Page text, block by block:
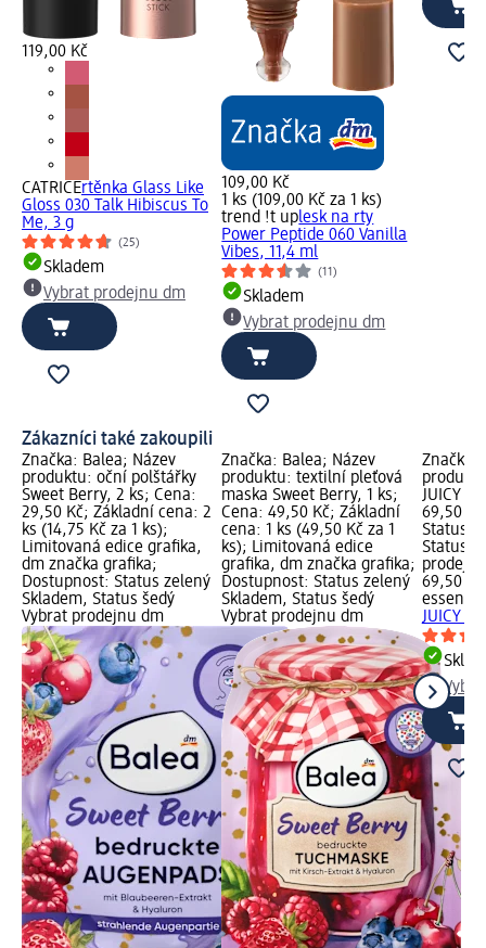
119,00 Kč
CATRICErtěnka Glass Like
Gloss 030 Talk Hibiscus To
Me, 3 g
(25)
Skladem
Vybrat prodejnu dm
109,00 Kč
1 ks (109,00 Kč za 1 ks)
trend !t uplesk na rty
Power Peptide 060 Vanilla
Vibes, 11,4 ml
(11)
Skladem
Vybrat prodejnu dm
Zákazníci také zakoupili
Značka: Balea; Název
produktu: oční polštářky
Sweet Berry, 2 ks; Cena:
29,50 Kč; Základní cena: 2
ks (14,75 Kč za 1 ks);
Limitovaná edice grafika,
dm značka grafika;
Dostupnost: Status zelený
Skladem, Status šedý
Vybrat prodejnu dm
Značka: Balea; Název
produktu: textilní pleťová
maska Sweet Berry, 1 ks;
Cena: 49,50 Kč; Základní
cena: 1 ks (49,50 Kč za 1
ks); Limitovaná edice
grafika, dm značka grafika;
Dostupnost: Status zelený
Skladem, Status šedý
Vybrat prodejnu dm
Značka:
JUICY
69,50
Status
Status
69,50 Kč
essence
JUICY